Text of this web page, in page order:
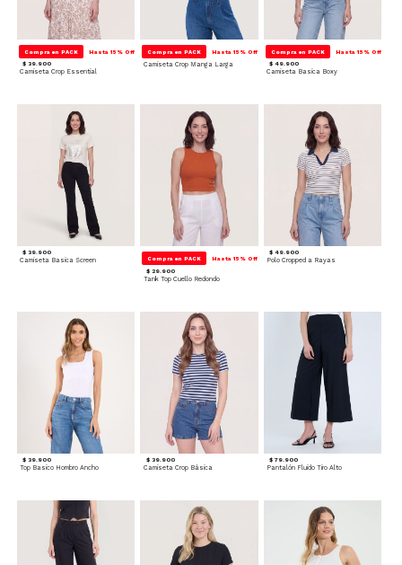
Compra en PACK Hasta 15% Off
$ 39.900
Camiseta Crop Essential
Compra en PACK Hasta 15% Off
Camiseta Crop Manga Larga
Compra en PACK Hasta 15% Off
$ 49.900
Camiseta Basica Boxy
$ 39.900
Camiseta Basica Screen Compra en PACK Hasta 15% Off
$ 29.900
Tank Top Cuello Redondo
$ 49.900
Polo Cropped a Rayas
$ 39.900
Top Basico Hombro Ancho
$ 39.900
Camiseta Crop Básica
$ 79.900
Pantalón Fluido Tiro Alto